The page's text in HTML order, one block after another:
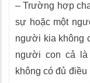
– Trường hợp
sự hoặc một
người kia không
người con cả
không có đủ